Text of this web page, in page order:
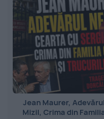
Jean Maurer,
Mizil, Crima din